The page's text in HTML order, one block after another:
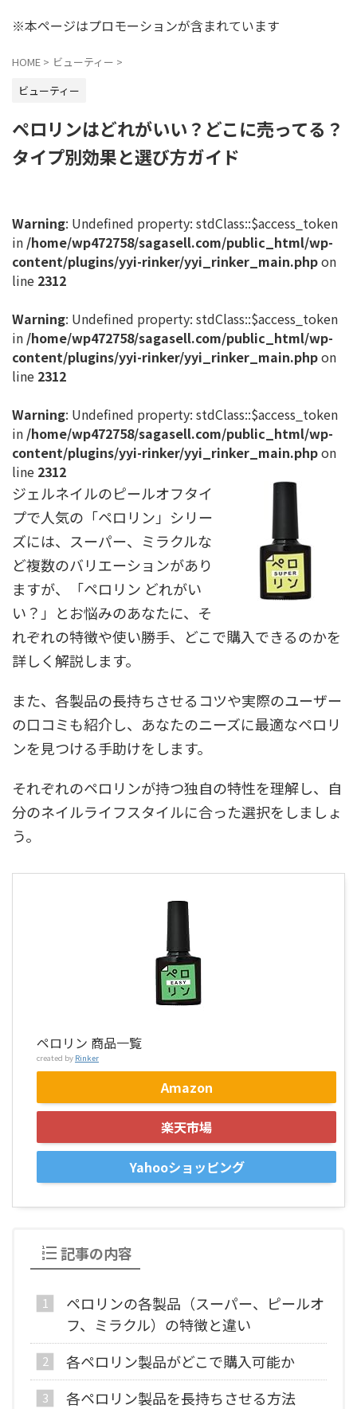
※本ページはプロモーションが含まれています
HOME > ビューティー >
ビューティー
ペロリンはどれがいい？どこに売ってる？
タイプ別効果と選び方ガイド
Warning: Undefined property: stdClass::$access_token
in /home/wp472758/sagasell.com/public_html/wp-
content/plugins/yyi-rinker/yyi_rinker_main.phpon
line 2312
Warning: Undefined property: stdClass::$access_token
in /home/wp472758/sagasell.com/public_html/wp-
content/plugins/yyi-rinker/yyi_rinker_main.phpon
line 2312
Warning: Undefined property: stdClass::$access_token
in /home/wp472758/sagasell.com/public_html/wp-
content/plugins/yyi-rinker/yyi_rinker_main.phpon
line 2312
ジェルネイルのピールオフタイ
プで人気の「ペロリン」シリー
ズには、スーパー、ミラクルな
ど複数のバリエーションがあり
ますが、「ペロリン どれがい
い？」とお悩みのあなたに、そ
れぞれの特徴や使い勝手、どこで購入できるのかを
詳しく解説します。
また、各製品の長持ちさせるコツや実際のユーザー
の口コミも紹介し、あなたのニーズに最適なペロリ
ンを見つける手助けをします。
それぞれのペロリンが持つ独自の特性を理解し、自
分のネイルライフスタイルに合った選択をしましょ
う。
ペロリン 商品一覧
created by Rinker
Amazon
楽天市場
Yahooショッピング
記事の内容
ペロリンの各製品（スーパー、ピールオ
フ、ミラクル）の特徴と違い
各ペロリン製品がどこで購入可能か
各ペロリン製品を長持ちさせる方法